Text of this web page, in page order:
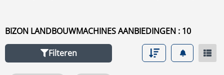
om alle gebruike te bekijken.
BIZON LANDBOUWMACHINES AANBIEDINGEN : 10
Filteren